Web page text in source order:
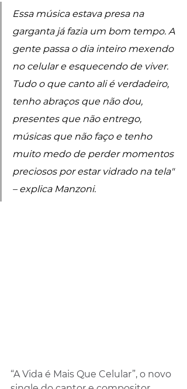
Essa música estava presa na
garganta já fazia um bom tempo. A
gente passa o dia inteiro mexendo
no celular e esquecendo de viver.
Tudo o que canto ali é verdadeiro,
tenho abraços que não dou,
presentes que não entrego,
músicas que não faço e tenho
muito medo de perder momentos
preciosos por estar vidrado na tela"
– explica Manzoni.
“A Vida é Mais Que Celular”, o novo